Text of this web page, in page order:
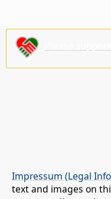
Impressum (Legal
text and images on